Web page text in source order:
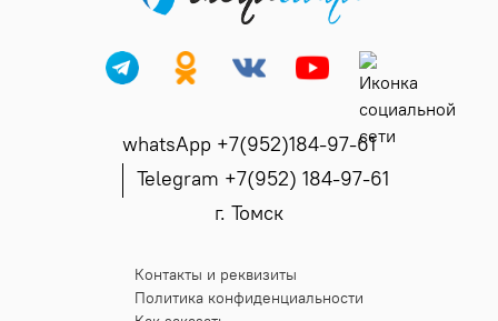
whatsApp +7(952)184-97-61
Telegram +7(952) 184-97-61
г. Томск
Контакты и реквизиты
Политика конфиденциальности